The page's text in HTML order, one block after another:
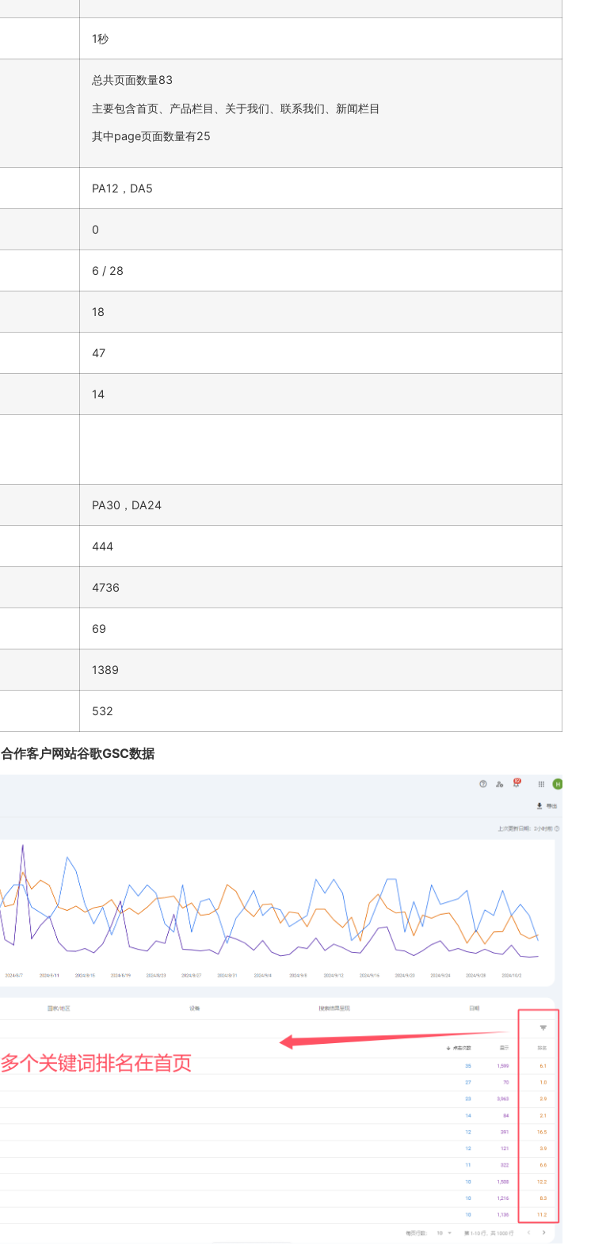
1秒
总共页面数量83
主要包含首页、产品栏目、关于我们、联系我们、新闻栏目
其中page页面数量有25
PA12，DA5
0
6 / 28
18
47
14
PA30，DA24
444
4736
69
1389
532
合作客户网站谷歌GSC数据